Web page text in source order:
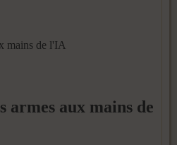
mains de l'IA
armes aux mains de